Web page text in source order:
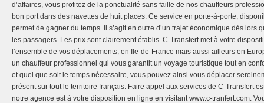
d’affaires, vous profitez de la ponctualité sans faille de nos chauffeurs
bon port dans des navettes de huit places. Ce service en porte-à-porte,
permet de gagner du temps. Il s’agit en outre d’un trajet économique dès lors
les passagers. Les prix sont clairement établis. C-Transfert met à votre
l’ensemble de vos déplacements, en Ile-de-France mais aussi ailleurs en
un chauffeur professionnel qui vous garantit un voyage touristique tout en
et quel que soit le temps nécessaire, vous pouvez ainsi vous déplacer
présent sur tout le territoire français. Faire appel aux services de C-Transfert
notre agence est à votre disposition en ligne en visitant www.c-tranfert.com.